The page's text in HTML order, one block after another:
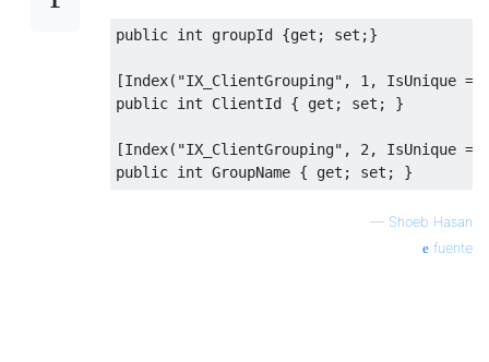
public int groupId {get ; set ;}
[Index( "IX_ClientGrouping" , 1 , IsUnique =
public int ClientId { get ; set ; }
[Index( "IX_ClientGrouping" , 2 , IsUnique =
public int GroupName { get ; set ; }
— Shoeb Hasan
fuente